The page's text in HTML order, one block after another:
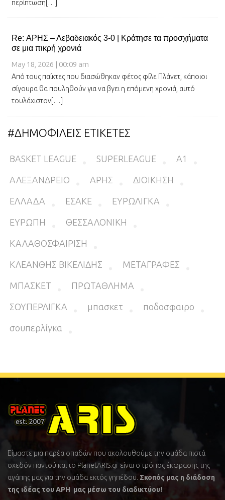
περίπτωση[…]
Re: ΑΡΗΣ – Λεβαδειακός 3-0 | Κράτησε τα προσχήματα
σε μια πικρή χρονιά
May 18, 2026 | 00:09 am
Από τους παίκτες που διασώθηκαν φέτος φίλε Πλάνετ, κάποιοι
σίγουρα θα πουληθούν για να βγει η επόμενη χρονιά, αυτό
τουλάχιστον[…]
#ΔΗΜΟΦΙΛΕΙΣ ΕΤΙΚΕΤΕΣ
BASKET LEAGUE SUPERLEAGUE Α1
ΑΛΕΞΑΝΔΡΕΙΟ ΑΡΗΣ ΔΙΟΙΚΗΣΗ
ΕΛΛΑΔΑ ΕΣΑΚΕ ΕΥΡΩΛΙΓΚΑ
ΕΥΡΩΠΗ ΘΕΣΣΑΛΟΝΙΚΗ
ΚΑΛΑΘΟΣΦΑΙΡΙΣΗ
ΚΛΕΑΝΘΗΣ ΒΙΚΕΛΙΔΗΣ ΜΕΤΑΓΡΑΦΕΣ
ΜΠΑΣΚΕΤ ΠΡΩΤΑΘΛΗΜΑ
ΣΟΥΠΕΡΛΙΓΚΑ μπασκετ ποδοσφαιρο
σουπερλίγκα
Είμαστε μια παρέα οπαδών που ακολουθούμε την ομάδα πιστά
σχεδόν παντού και το PlanetARIS.gr είναι ο τρόπος έκφρασης της
αγάπης μας για την ομάδα εκτός γηπέδου. Σκοπός μας η διάδοση
της ιδέας του ΑΡΗ μας μέσω του διαδικτύου!